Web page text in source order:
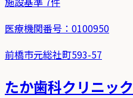
医療機関番号： 0100950
前橋市元総社町593-57
たか歯科クリニック